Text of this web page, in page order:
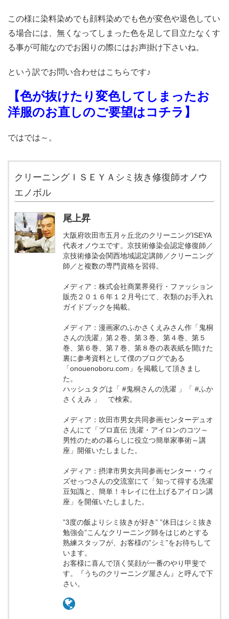
この様に染料染めでも顔料染めでも色が変色や退色してい
る場合には、無くなってしまった色を足して目立たなくす
る事が可能なのでお困りの際にはお声掛け下さいね。
という訳でお問い合わせはこちらです♪
【色が抜けたり変色してしまったお
洋服のお直しのご要望はコチラ 】
ではでは～。
クリーニングＩＳＥＹＡシミ抜き修復師オノウ
エノボル
尾上昇
大阪府吹田市五月ヶ丘北のクリーニングISEYA
代表オノウエです。京技術修染会認定修復師／
京技術修染会関西地域認定講師／クリーニング
師／と複数の専門資格を習得。
メディア：株式会社商業界発行・ファッション
販売２０１６年１２月号にて、衣類のお手入れ
ガイドブックを掲載。
メディア：漫画家のふかさくえみさん作「鬼桐
さんの洗濯」第２巻、第３巻、第４巻、第５
巻、第６巻、第７巻、第８巻の表表紙を開けた
裏に参考資料として僕のブログである
「onouenoboru.com」を掲載して頂きまし
た。
ハッシュタグは「 #鬼桐さんの洗濯 」「 #ふか
さくえみ 」 で検索。
メディア：吹田市男女共同参画センターデュオ
さんにて「プロ直伝 洗濯・アイロンのコツ～
男性のための暮らしに役立つ簡単家事術～講
座」開催いたしました。
メディア：摂津市男女共同参画センター・ウィ
ズせっつさんの交流室にて「知って得する洗濯
豆知識と、簡単！キレイに仕上げるアイロン講
座」を開催いたしました。
”3度の飯よりシミ抜きが好き” ”休日はシミ抜き
勉強会”こんなクリーニング師をはじめとする
熟練スタッフが、お客様の”シミ”をお待ちして
います。
お客様に喜んで頂く笑顔が一番のやり甲斐で
す。『うちのクリーニング屋さん』と呼んで下
さい。